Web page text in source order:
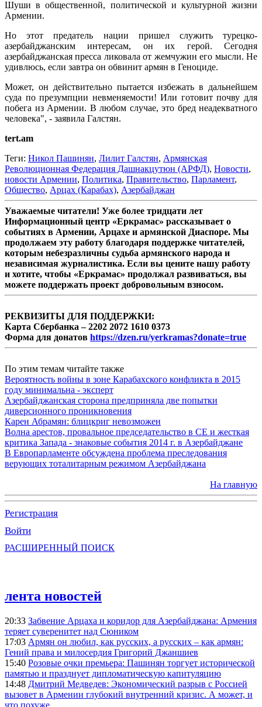
Шуши в общественной, политической и культурной жизни
Армении.
Но этот предатель нации пришел служить турецко-
азербайджанским интересам, он их герой. Сегодня
азербайджанская пресса ликовала от жемчужин его мысли. Не
удивлюсь, если завтра он обвинит армян в Геноциде.
Может, он действительно пытается избежать в дальнейшем
суда по презумпции невменяемости! Или готовит почву для
побега из Армении. В любом случае, это бред неадекватного
человека", - заявила Галстян.
tert.am
Теги: Никол Пашинян, Лилит Галстян, Армянская
Революционная Федерация Дашнакцутюн (АРФД), Новости,
новости Армении, Политика, Правительство, Парламент,
Общество, Арцах (Карабах), Азербайджан
Уважаемые читатели! Уже более тридцати лет
Информационный центр «Еркрамас» рассказывает о
событиях в Армении, Арцахе и армянской Диаспоре. Мы
продолжаем эту работу благодаря поддержке читателей,
которым небезразличны судьба армянского народа и
независимая журналистика. Если вы цените нашу работу
и хотите, чтобы «Еркрамас» продолжал развиваться, вы
можете поддержать проект добровольным взносом.
РЕКВИЗИТЫ ДЛЯ ПОДДЕРЖКИ:
Карта Сбербанка – 2202 2072 1610 0373
Форма для донатов https://dzen.ru/yerkramas?donate=true
По этим темам читайте также
Вероятность войны в зоне Карабахского конфликта в 2015
году минимальна - эксперт
Азербайджанская сторона предприняла две попытки
диверсионного проникновения
Карен Абрамян: блицкриг невозможен
Волна арестов, провальное председательство в СЕ и жесткая
критика Запада - знаковые события 2014 г. в Азербайджане
В Европарламенте обсуждена проблема преследования
верующих тоталитарным режимом Азербайджана
На главную
Регистрация
Войти
РАСШИРЕННЫЙ ПОИСК
лента новостей
20:33 Забвение Арцаха и коридор для Азербайджана: Армения
теряет суверенитет над Сюником
17:03 Армян он любил, как русских, а русских – как армян:
Гений права и милосердия Григорий Джаншиев
15:40 Розовые очки премьера: Пашинян торгует исторической
памятью и празднует дипломатическую капитуляцию
14:48 Дмитрий Медведев: Экономический разрыв с Россией
вызовет в Армении глубокий внутренний кризис. А может, и
что похуже…